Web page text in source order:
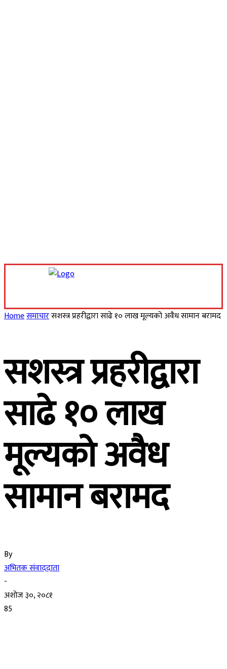
Homeसमाचारसशस्त्र प्रहरीद्वारा साढे १० लाख मूल्यको अवैध सामान बरामद
सशस्त्र प्रहरीद्वारा
साढे १० लाख
मूल्यको अवैध
सामान बरामद
By
अभितक संवाददाता
-
अशोज ३०, २०८१
85